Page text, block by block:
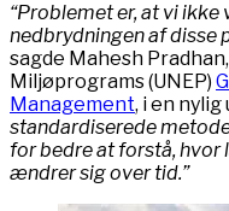
“Problemet er, at vi
nedbrydningen af ​​disse
sagde Mahesh
Miljøprograms (UNEP)
Management, i en nylig
standardiserede
for bedre at forstå, hvor
ændrer sig over tid.”